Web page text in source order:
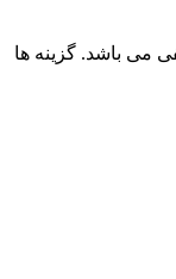
می باشد. گزینه ها